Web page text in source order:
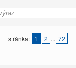
stránka: 1 2 ... 72